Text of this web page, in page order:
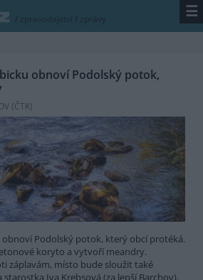
/ zpravodajství / zprávy ☰
obnoví Podolský potok,
(ČTK)
obnoví Podolský potok, který obcí protéká.
koryto a vytvoří meandry.
záplavám, místo bude sloužit také
Iva Krebsová (za lepší Barchov).